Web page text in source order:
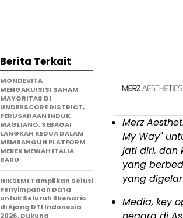
Merz
My Way"
jati diri, dan
yang
yang
Media, key
Berita Terkait
MONDEVITA
MENGAKUISISI SAHAM
MAYORITAS DI
UNDERSCORE DISTRICT,
PERUSAHAAN INDUK
MAGLIANO, SEBAGAI
LANGKAH KEDUA DALAM
MEMBANGUN PLATFORM
MEREK MEWAH ITALIA
BARU
HIKSEMI Tampilkan Solusi
Penyimpanan Data
untuk Seluruh Skenario
di Ajang DTI Indonesia
2026, Dukung